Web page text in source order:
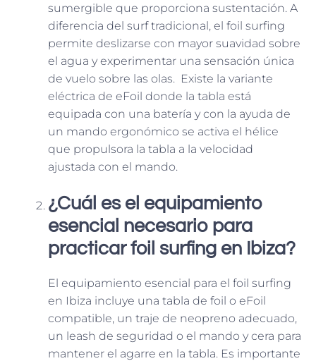
sumergible que proporciona sustentación. A
diferencia del surf tradicional, el foil surfing
permite deslizarse con mayor suavidad sobre
el agua y experimentar una sensación única
de vuelo sobre las olas. Existe la variante
eléctrica de eFoil donde la tabla está
equipada con una batería y con la ayuda de
un mando ergonómico se activa el hélice
que propulsora la tabla a la velocidad
ajustada con el mando.
¿Cuál es el equipamiento
esencial necesario para
practicar foil surfing en Ibiza?
El equipamiento esencial para el foil surfing
en Ibiza incluye una tabla de foil o eFoil
compatible, un traje de neopreno adecuado,
un leash de seguridad o el mando y cera para
mantener el agarre en la tabla. Es importante